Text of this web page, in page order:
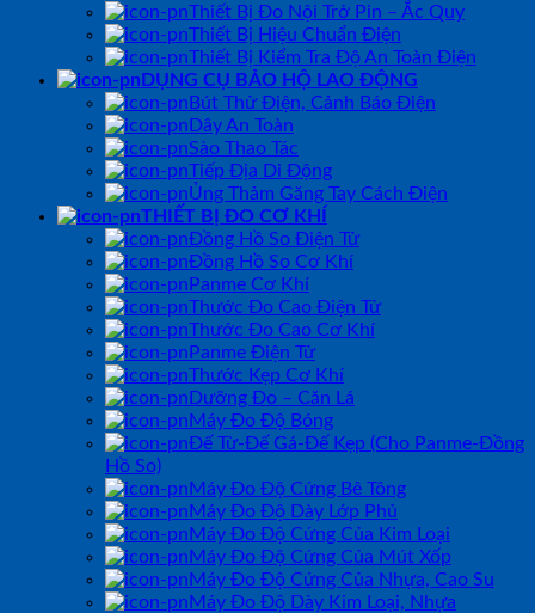
Thiết Bị Đo Nội Trở Pin – Ắc Quy
Thiết Bị Hiệu Chuẩn Điện
Thiết Bị Kiểm Tra Độ An Toàn Điện
DỤNG CỤ BẢO HỘ LAO ĐỘNG
Bút Thử Điện, Cảnh Báo Điện
Dây An Toàn
Sào Thao Tác
Tiếp Địa Di Động
Ủng Thảm Găng Tay Cách Điện
THIẾT BỊ ĐO CƠ KHÍ
Đồng Hồ So Điện Tử
Đồng Hồ So Cơ Khí
Panme Cơ Khí
Thước Đo Cao Điện Tử
Thước Đo Cao Cơ Khí
Panme Điện Tử
Thước Kẹp Cơ Khí
Dưỡng Đo – Căn Lá
Máy Đo Độ Bóng
Đế Từ-Đế Gá-Đế Kẹp (Cho Panme-Đồng
Hồ So)
Máy Đo Độ Cứng Bê Tông
Máy Đo Độ Dày Lớp Phủ
Máy Đo Độ Cứng Của Kim Loại
Máy Đo Độ Cứng Của Mút Xốp
Máy Đo Độ Cứng Của Nhựa, Cao Su
Máy Đo Độ Dày Kim Loại, Nhựa